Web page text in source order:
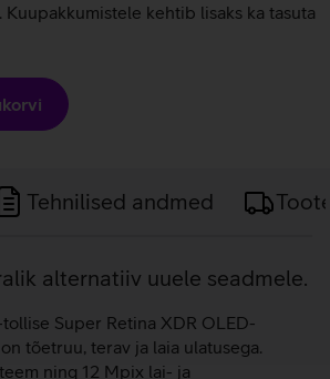
Kuupakkumistele kehtib lisaks ka tasuta
Tehnilised andmed
alternatiiv uuele seadmele.
Super Retina XDR OLED-
tõetruu, terav ja laia ulatusega.
ning 12 Mpix lai- ja